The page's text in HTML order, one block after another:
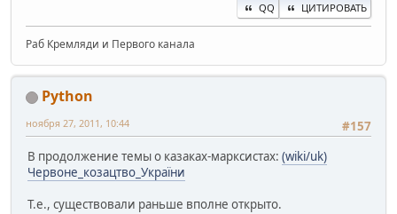
QQ ЦИТИРОВАТЬ
Раб Кремляди и Первого канала
Python
#157
ноября 27, 2011, 10:44
В продолжение темы о казаках-марксистах: (wiki/uk)
Червоне_козацтво_України
Т.е., существовали раньше вполне открыто.